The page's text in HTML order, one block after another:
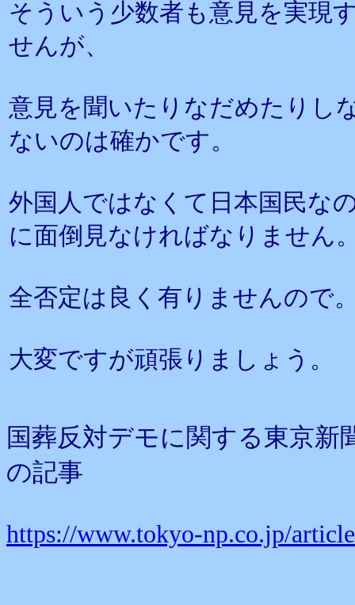
そういう少数者も意見を実現
せんが、
意見を聞いたりなだめたりし
ないのは確かです。
外国人ではなくて日本国民な
に面倒見なければなりません
全否定は良く有りませんので
大変ですが頑張りましょう。
国葬反対デモに関する東京
の記事
https://www.tokyo-np.co.jp/